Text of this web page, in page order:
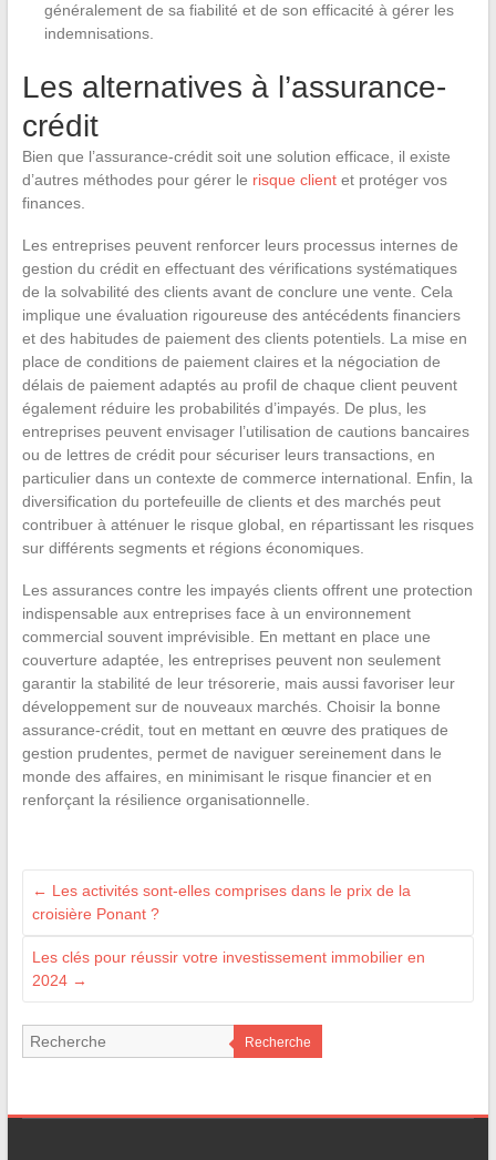
généralement de sa fiabilité et de son efficacité à gérer les
indemnisations.
Les alternatives à l’assurance-
crédit
Bien que l’assurance-crédit soit une solution efficace, il existe
d’autres méthodes pour gérer le risque clientet protéger vos
finances.
Les entreprises peuvent renforcer leurs processus internes de
gestion du crédit en effectuant des vérifications systématiques
de la solvabilité des clients avant de conclure une vente. Cela
implique une évaluation rigoureuse des antécédents financiers
et des habitudes de paiement des clients potentiels. La mise en
place de conditions de paiement claires et la négociation de
délais de paiement adaptés au profil de chaque client peuvent
également réduire les probabilités d’impayés. De plus, les
entreprises peuvent envisager l’utilisation de cautions bancaires
ou de lettres de crédit pour sécuriser leurs transactions, en
particulier dans un contexte de commerce international. Enfin, la
diversification du portefeuille de clients et des marchés peut
contribuer à atténuer le risque global, en répartissant les risques
sur différents segments et régions économiques.
Les assurances contre les impayés clients offrent une protection
indispensable aux entreprises face à un environnement
commercial souvent imprévisible. En mettant en place une
couverture adaptée, les entreprises peuvent non seulement
garantir la stabilité de leur trésorerie, mais aussi favoriser leur
développement sur de nouveaux marchés. Choisir la bonne
assurance-crédit, tout en mettant en œuvre des pratiques de
gestion prudentes, permet de naviguer sereinement dans le
monde des affaires, en minimisant le risque financier et en
renforçant la résilience organisationnelle.
← Les activités sont-elles comprises dans le prix de la
croisière Ponant ?
Les clés pour réussir votre investissement immobilier en
2024 →
Recherche